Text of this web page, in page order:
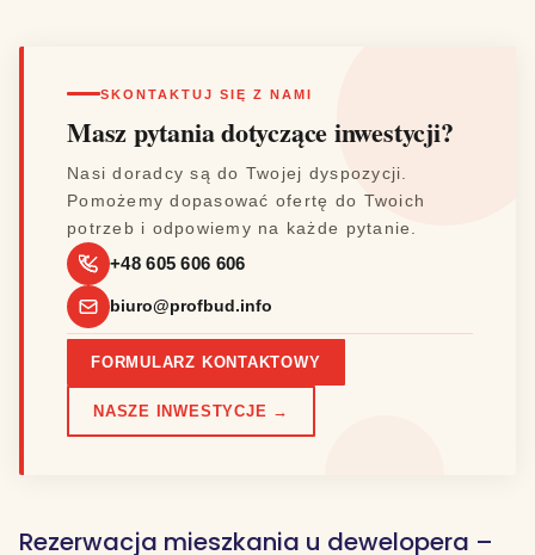
SKONTAKTUJ SIĘ Z NAMI
Masz pytania dotyczące inwestycji?
Nasi doradcy są do Twojej dyspozycji.
Pomożemy dopasować ofertę do Twoich
potrzeb i odpowiemy na każde pytanie.
+48 605 606 606
biuro@profbud.info
FORMULARZ KONTAKTOWY
NASZE INWESTYCJE →
Rezerwacja mieszkania u dewelopera –